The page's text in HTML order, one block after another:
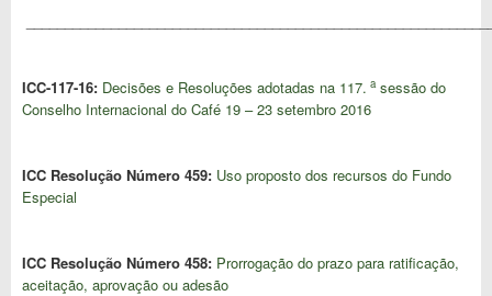
ICC-117-16: Decisões e Resoluções adotadas na 117. asessão do
Conselho Internacional do Café 19 – 23 setembro 2016
ICC Resolução Número 459: Uso proposto dos recursos do Fundo
Especial
ICC Resolução Número 458: Prorrogação do prazo para ratificação,
aceitação, aprovação ou adesão